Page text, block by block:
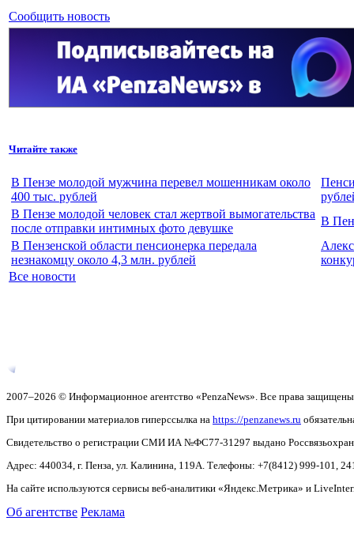
Сообщить новость
Читайте также
В Пензе молодой мужчина перевел мошенникам около
400 тыс. рублей
В Пензе молодой человек стал жертвой вымогательства
после отправки интимных фото девушке
В
В Пензенской области пенсионерка передала
незнакомцу около 4,3 млн. рублей
Все новости
2007–2026 © Информационное агентство «PenzaNews». Все права
При цитировании материалов гиперссылка на https://penzanews.ru
Свидетельство о регистрации СМИ ИА №ФС77-31297 выдано
Адрес: 440034, г. Пенза, ул. Калинина, 119А. Телефоны: +7(8412) 999-101,
На сайте используются сервисы веб-аналитики «Яндекс.Метрика» и
Об агентстве Реклама